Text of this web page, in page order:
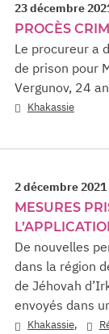
23 décembre
PROCÈS
Le procureur a
de prison pour
Vergunov, 24
Khakassie
2 décembre 2021
MESURES
De nouvelles
dans la région
de Jéhovah
envoyés dans
Khakassie,